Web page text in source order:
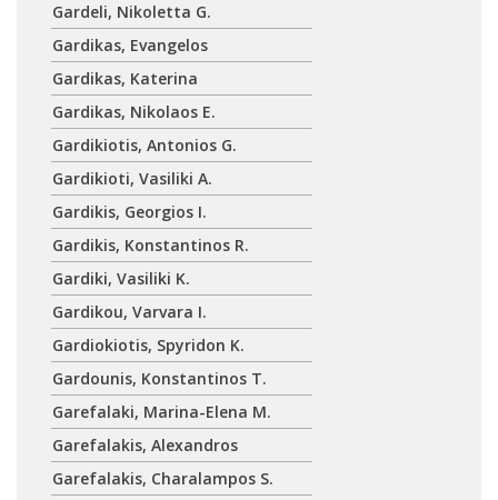
Gardeli, Nikoletta G.
Gardikas, Evangelos
Gardikas, Katerina
Gardikas, Nikolaos E.
Gardikiotis, Antonios G.
Gardikioti, Vasiliki A.
Gardikis, Georgios I.
Gardikis, Konstantinos R.
Gardiki, Vasiliki K.
Gardikou, Varvara I.
Gardiokiotis, Spyridon K.
Gardounis, Konstantinos T.
Garefalaki, Marina-Elena M.
Garefalakis, Alexandros
Garefalakis, Charalampos S.